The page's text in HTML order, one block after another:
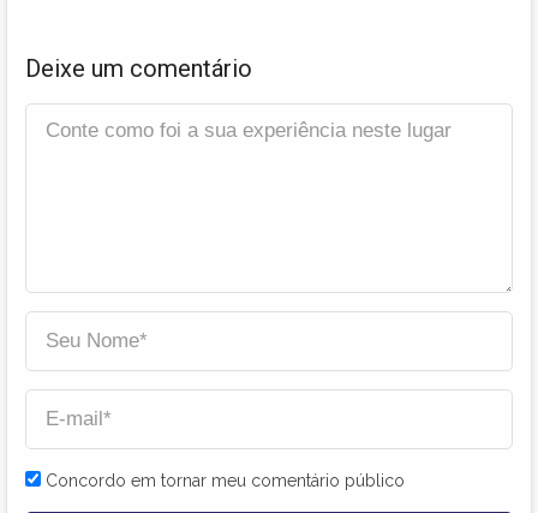
Deixe um comentário
Concordo em tornar meu comentário público